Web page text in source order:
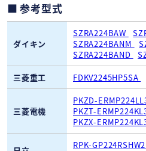
参考型式
ダイキン
SZRA224BAW
SZRA224BANM
SZRA224BAND
三菱重工
FDKV2245HP5SA
三菱電機
PKZD-
PKZT-
PKZX-
RPK-GP224RSHW2